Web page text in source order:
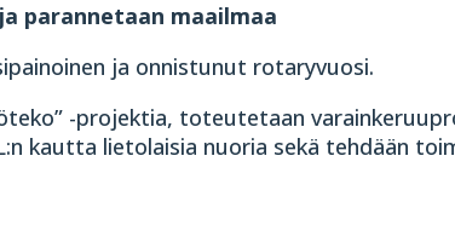
parannetaan maailmaa
ja onnistunut rotaryvuosi.
-projektia, toteutetaan
kautta lietolaisia nuoria sekä tehdään